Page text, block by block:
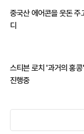
중국산 에어콘을 웃돈 주
디
스티븐 로치 '과거의 홍
진행중